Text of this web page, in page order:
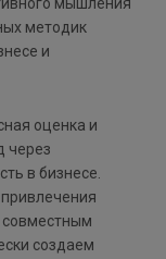
методик
и
оценка и
через
в бизнесе.
совместным
создаем